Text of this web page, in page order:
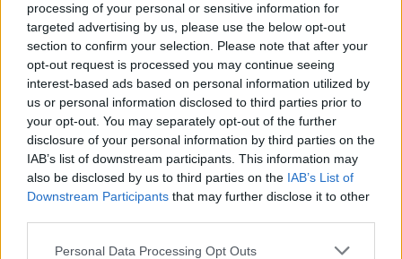
processing of your personal or sensitive information for
targeted advertising by us, please use the below opt-out
section to confirm your selection. Please note that after your
opt-out request is processed you may continue seeing
interest-based ads based on personal information utilized by
us or personal information disclosed to third parties prior to
your opt-out. You may separately opt-out of the further
disclosure of your personal information by third parties on the
IAB’s list of downstream participants. This information may
also be disclosed by us to third parties on the IAB’s List of
Downstream Participants that may further disclose it to other
Personal Data Processing Opt Outs
Rusai atakavo vaikų ligoninę
Zaporižioje(3)
Pateikė
įvardijo
(7)